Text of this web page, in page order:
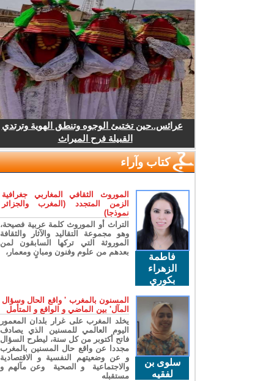
عرائس..حين تختبئ الوجوه وتنطق الهوية وترتدي
القبيلة فرح الميراث
كتاب وآراء
فاطمة
الزهراء
بكوري
الموروث الثقافي المغاربي جغرافية
الزمن المتجدد (المغرب والجزائر
نموذجا)
التراث أو الموروث كلمة عربية فصيحة،
وهو مجموعة التقاليد والآثار والثقافة
الموروثة التي تركها السابقون لمن
بعدهم من علوم وفنون ومبانٍ ومعمار،
سلوى بن
لفقيه
المسنون بالمغرب ' واقع الحال وسؤال
المآل' بين الماضي و الواقع و المتأمل
يخلد المغرب على غرار بلدان المعمور
اليوم العالمي للمسنين الذي يصادف
فاتح أكتوبر من كل سنة، ليطرح السؤال
مجددا عن واقع حال المسنين بالمغرب
و عن وضعيتهم النفسية و الاقتصادية
والاجتماعية و الصحية وعن مآلهم و
مستقبله